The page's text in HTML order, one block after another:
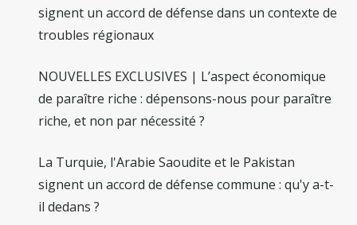
signent un accord de défense dans un contexte de
troubles régionaux
NOUVELLES EXCLUSIVES | L’aspect économique
de paraître riche : dépensons-nous pour paraître
riche, et non par nécessité ?
La Turquie, l'Arabie Saoudite et le Pakistan
signent un accord de défense commune : qu'y a-t-
il dedans ?